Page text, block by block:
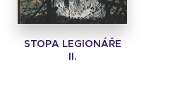
STOPA LEGIONÁŘE
II.